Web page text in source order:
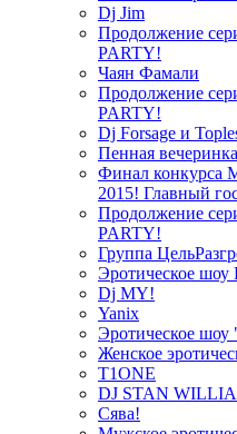
Dj Jim
Продолжение
PARTY!
Чаян Фамали
Продолжение
PARTY!
Dj Forsage и
Пенная
Финал конкурса
2015! Главный
Продолжение
PARTY!
Группа
Эротическое шоу
Dj MY!
Yanix
Эротическое
Женское
T1ONE
DJ STAN
Сява!